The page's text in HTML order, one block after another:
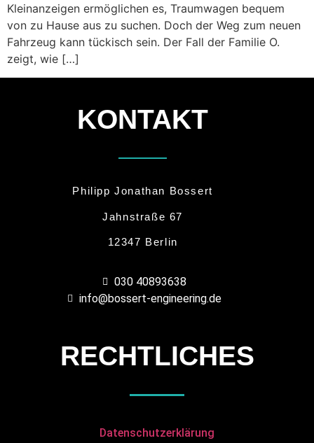
Kleinanzeigen ermöglichen es, Traumwagen bequem
von zu Hause aus zu suchen. Doch der Weg zum neuen
Fahrzeug kann tückisch sein. Der Fall der Familie O.
zeigt, wie […]
KONTAKT
Philipp Jonathan Bossert
Jahnstraße 67
12347 Berlin
030 40893638
info@bossert-engineering.de
RECHTLICHES
Datenschutzerklärung